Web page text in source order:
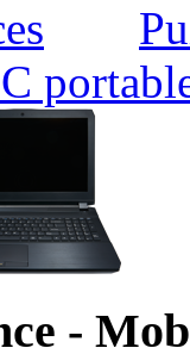
-